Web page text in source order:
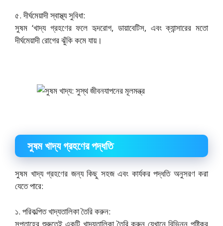
৫. দীর্ঘমেয়াদী স্বাস্থ্য সুবিধা:
সুষম ‘খাদ্য গ্রহণের ফলে হৃদরোগ, ডায়াবেটিস, এবং ক্যান্সারের মতো
দীর্ঘমেয়াদী রোগের ঝুঁকি কমে যায়।
সুষম খাদ্য গ্রহণের পদ্ধতি
সুষম খাদ্য গ্রহণের জন্য কিছু সহজ এবং কার্যকর পদ্ধতি অনুসরণ করা
যেতে পারে:
১. পরিকল্পিত খাদ্যতালিকা তৈরি করুন:
সপ্তাহের শুরুতেই একটি খাদ্যতালিকা তৈরি করুন যেখানে বিভিন্ন পুষ্টিকর